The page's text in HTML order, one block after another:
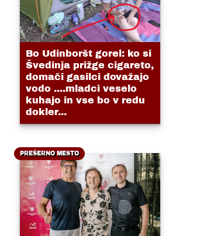
Bo Udinboršt gorel: ko si
Švedinja prižge cigareto,
domači gasilci dovažajo
vodo ....mladci veselo
kuhajo in vse bo v redu
dokler...
PREŠERNO MESTO